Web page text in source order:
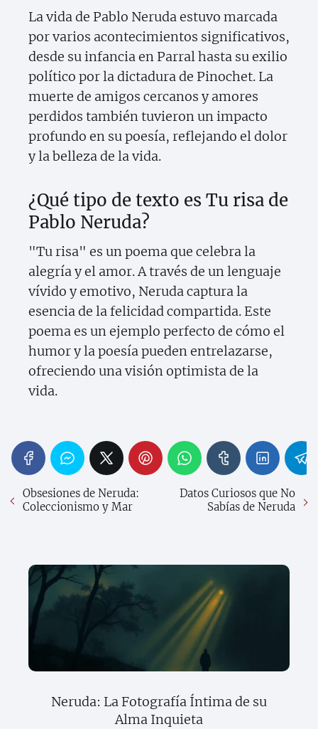
La vida de Pablo Neruda estuvo marcada
por varios acontecimientos significativos,
desde su infancia en Parral hasta su exilio
político por la dictadura de Pinochet. La
muerte de amigos cercanos y amores
perdidos también tuvieron un impacto
profundo en su poesía, reflejando el dolor
y la belleza de la vida.
¿Qué tipo de texto es Tu risa de
Pablo Neruda?
"Tu risa" es un poema que celebra la
alegría y el amor. A través de un lenguaje
vívido y emotivo, Neruda captura la
esencia de la felicidad compartida. Este
poema es un ejemplo perfecto de cómo el
humor y la poesía pueden entrelazarse,
ofreciendo una visión optimista de la
vida.
Obsesiones de Neruda:
Coleccionismo y Mar
Datos Curiosos que No
Sabías de Neruda
Neruda: La Fotografía Íntima de su
Alma Inquieta